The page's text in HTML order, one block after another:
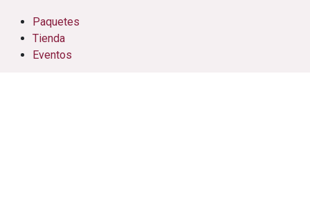
Paquetes
Tienda
Eventos